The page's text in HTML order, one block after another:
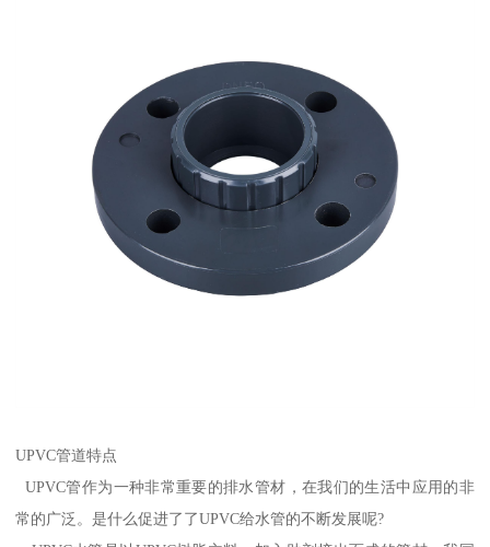
UPVC管道特点
UPVC管作为一种非常重要的排水管材，在我们的生活中应用的非
常的广泛。是什么促进了了UPVC给水管的不断发展呢?